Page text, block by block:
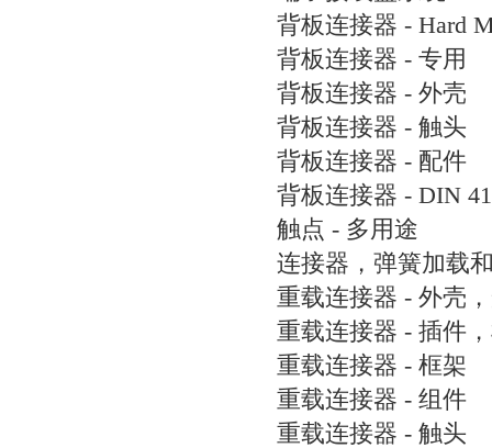
背板连接器 - Hard
背板连接器 - 专用
背板连接器 - 外壳
背板连接器 - 触头
背板连接器 - 配件
背板连接器 - DIN
触点 - 多用途
连接器，弹簧加载
重载连接器 - 外壳
重载连接器 - 插件
重载连接器 - 框架
重载连接器 - 组件
重载连接器 - 触头